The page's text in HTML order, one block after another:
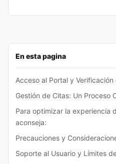
En esta pagina
Acceso al Portal y
Gestión de Citas: Un Proceso
Para optimizar la experiencia
aconseja:
Precauciones y
Soporte al Usuario y Límites